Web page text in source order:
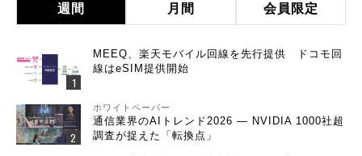
週間 月間 会員限定
MEEQ、楽天モバイル回線を先行提供 ドコモ回
線はeSIM提供開始
ホワイトペーパー
通信業界のAIトレンド2026 ― NVIDIA 1000社超
調査が捉えた「転換点」